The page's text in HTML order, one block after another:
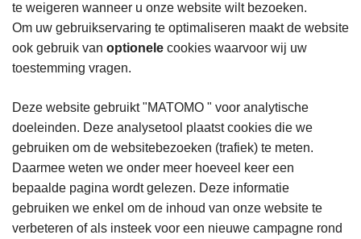
te weigeren wanneer u onze website wilt bezoeken.
Om uw gebruikservaring te optimaliseren maakt de website
ook gebruik van optionele cookies waarvoor wij uw
toestemming vragen.
Deze website gebruikt "MATOMO " voor analytische
doeleinden. Deze analysetool plaatst cookies die we
gebruiken om de websitebezoeken (trafiek) te meten.
Daarmee weten we onder meer hoeveel keer een
bepaalde pagina wordt gelezen. Deze informatie
gebruiken we enkel om de inhoud van onze website te
verbeteren of als insteek voor een nieuwe campagne rond